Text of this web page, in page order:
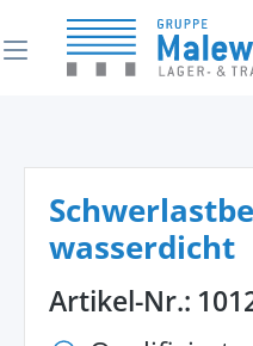
springen
wasserdicht
Artikel-Nr.: